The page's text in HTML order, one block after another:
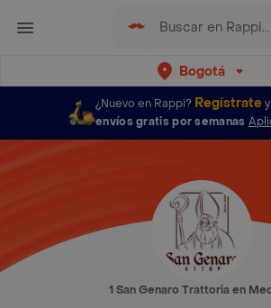
Bogotá
¿Nuevo en Rappi? Regístrate
envíos gratis por semanas
1 San Genaro Trattoria en